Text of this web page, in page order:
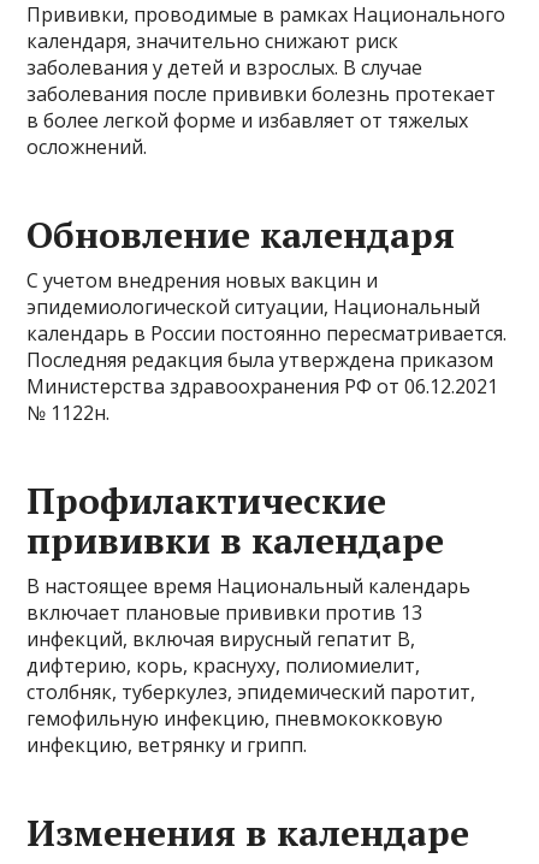
Прививки, проводимые в рамках Национального
календаря, значительно снижают риск
заболевания у детей и взрослых. В случае
заболевания после прививки болезнь протекает
в более легкой форме и избавляет от тяжелых
осложнений.
Обновление календаря
С учетом внедрения новых вакцин и
эпидемиологической ситуации, Национальный
календарь в России постоянно пересматривается.
Последняя редакция была утверждена приказом
Министерства здравоохранения РФ от 06.12.2021
№ 1122н.
Профилактические
прививки в календаре
В настоящее время Национальный календарь
включает плановые прививки против 13
инфекций, включая вирусный гепатит В,
дифтерию, корь, краснуху, полиомиелит,
столбняк, туберкулез, эпидемический паротит,
гемофильную инфекцию, пневмококковую
инфекцию, ветрянку и грипп.
Изменения в календаре